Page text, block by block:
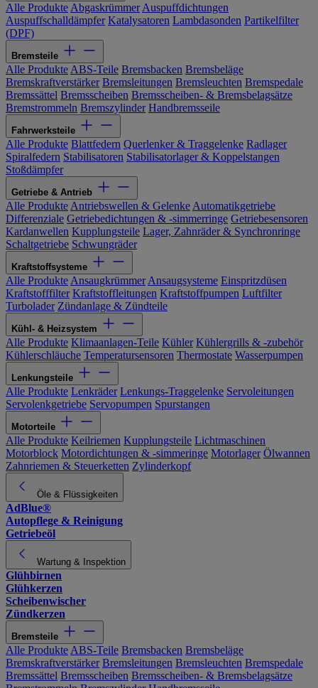
Alle Produkte Abgaskrümmer Auspuffdichtungen
Auspuffschalldämpfer Katalysatoren Lambdasonden Partikelfilter
(DPF)
Bremsteile
Alle Produkte ABS-Teile Bremsbacken Bremsbeläge
Bremskraftverstärker Bremsleitungen Bremsleuchten Bremspedale
Bremssättel Bremsscheiben Bremsscheiben- & Bremsbelagsätze
Bremstrommeln Bremszylinder Handbremsseile
Fahrwerksteile
Alle Produkte Blattfedern Querlenker & Traggelenke Radlager
Spiralfedern Stabilisatoren Stabilisatorlager & Koppelstangen
Stoßdämpfer
Getriebe & Antrieb
Alle Produkte Antriebswellen & Gelenke Automatikgetriebe
Differenziale Getriebedichtungen & -simmerringe Getriebesensoren
Kardanwellen Kupplungsteile Lager, Zahnräder & Synchronringe
Schaltgetriebe Schwungräder
Kraftstoffsysteme
Alle Produkte Ansaugkrümmer Ansaugsysteme Einspritzdüsen
Kraftstofffilter Kraftstoffleitungen Kraftstoffpumpen Luftfilter
Turbolader Zündanlage & Zündteile
Kühl- & Heizsystem
Alle Produkte Klimaanlagen-Teile Kühler Kühlergrills & -zubehör
Kühlerschläuche Temperatursensoren Thermostate Wasserpumpen
Lenkungsteile
Alle Produkte Lenkräder Lenkungs-Traggelenke Servoleitungen
Servolenkgetriebe Servopumpen Spurstangen
Motorteile
Alle Produkte Keilriemen Kupplungsteile Lichtmaschinen
Motorblock Motordichtungen & -simmeringe Motorlager Ölwannen
Zahnriemen & Steuerketten Zylinderkopf
Öle & Flüssigkeiten
AdBlue®
Autopflege & Reinigung
Getriebeöl
Wartung & Inspektion
Glühbirnen
Glühkerzen
Scheibenwischer
Zündkerzen
Bremsteile
Alle Produkte ABS-Teile Bremsbacken Bremsbeläge
Bremskraftverstärker Bremsleitungen Bremsleuchten Bremspedale
Bremssättel Bremsscheiben Bremsscheiben- & Bremsbelagsätze